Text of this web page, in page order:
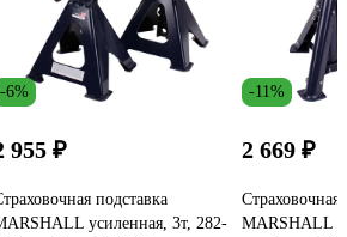
-6%
955 ₽
подставка
усиленная, 3т, 282-
-11%
2 669 ₽
Страховочная
MARSHALL